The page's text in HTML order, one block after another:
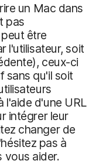
un Mac dans
pas
être
l'utilisateur, soit
ceux-ci
sans qu'il soit
l'aide d'une URL
intégrer leur
changer de
pas à
vous aider.